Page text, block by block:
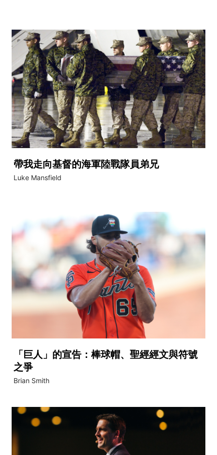
帶我走向基督的海軍陸戰隊員弟兄
Luke Mansfield
「巨人」的宣告：棒球帽、聖經經文與符號
之爭
Brian Smith